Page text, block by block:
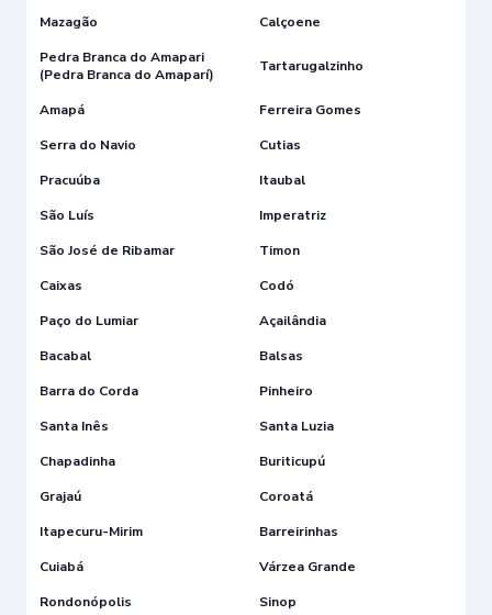
Mazagão
Calçoene
Pedra Branca do Amapari
(Pedra Branca do Amaparí)
Tartarugalzinho
Amapá
Ferreira Gomes
Serra do Navio
Cutias
Pracuúba
Itaubal
São Luís
Imperatriz
São José de Ribamar
Timon
Caixas
Codó
Paço do Lumiar
Açailândia
Bacabal
Balsas
Barra do Corda
Pinheiro
Santa Inês
Santa Luzia
Chapadinha
Buriticupú
Grajaú
Coroatá
Itapecuru-Mirim
Barreirinhas
Cuiabá
Várzea Grande
Rondonópolis
Sinop